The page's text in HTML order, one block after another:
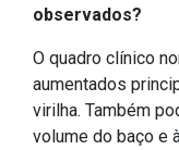
observados?
O quadro clínico
aumentados
virilha. Também
volume do baço e